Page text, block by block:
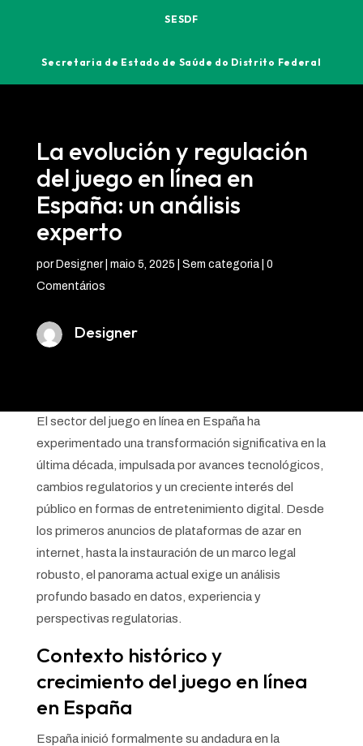
SESDF
Secretaria de Estado de Saúde do Distrito Federal
La evolución y regulación
del juego en línea en
España: un análisis
experto
por Designer| maio 5, 2025 | Sem categoria | 0
Comentários
Designer
El sector del juego en línea en España ha
experimentado una transformación significativa en la
última década, impulsada por avances tecnológicos,
cambios regulatorios y un creciente interés del
público en formas de entretenimiento digital. Desde
los primeros anuncios de plataformas de azar en
internet, hasta la instauración de un marco legal
robusto, el panorama actual exige un análisis
profundo basado en datos, experiencia y
perspectivas regulatorias.
Contexto histórico y
crecimiento del juego en línea
en España
España inició formalmente su andadura en la